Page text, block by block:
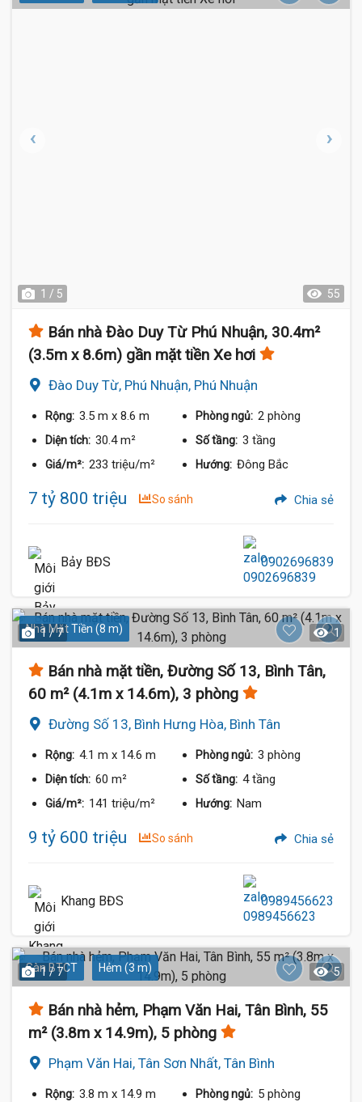
1 / 5 55
Bán nhà Đào Duy Từ Phú Nhuận, 30.4m²
(3.5m x 8.6m) gần mặt tiền Xe hơi
Đào Duy Từ, Phú Nhuận, Phú Nhuận
Rộng: 3.5 m x 8.6 m Phòng ngủ: 2 phòng
Diện tích: 30.4 m² Số tầng: 3 tầng
Giá/m²: 233 triệu/m² Hướng: Đông Bắc
7 tỷ 800 triệu So sánh Chia sẻ
Bảy BĐS 0902696839
Nhà Mặt Tiền (8 m)
1 / 7 1
Bán nhà mặt tiền, Đường Số 13, Bình Tân,
60 m² (4.1m x 14.6m), 3 phòng
Đường Số 13, Bình Hưng Hòa, Bình Tân
Rộng: 4.1 m x 14.6 m Phòng ngủ: 3 phòng
Diện tích: 60 m² Số tầng: 4 tầng
Giá/m²: 141 triệu/m² Hướng: Nam
9 tỷ 600 triệu So sánh Chia sẻ
Khang BĐS 0989456623
Sàn BTCT Hẻm (3 m)
1 / 7 5
Bán nhà hẻm, Phạm Văn Hai, Tân Bình, 55
m² (3.8m x 14.9m), 5 phòng
Phạm Văn Hai, Tân Sơn Nhất, Tân Bình
Rộng: 3.8 m x 14.9 m Phòng ngủ: 5 phòng